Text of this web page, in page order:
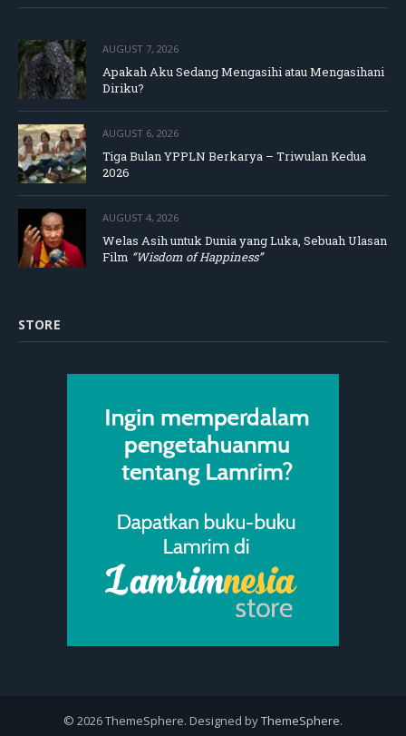
AUGUST 7, 2026
Apakah Aku Sedang Mengasihi atau Mengasihani
Diriku?
AUGUST 6, 2026
Tiga Bulan YPPLN Berkarya – Triwulan Kedua
2026
AUGUST 4, 2026
Welas Asih untuk Dunia yang Luka, Sebuah Ulasan
Film “Wisdom of Happiness”
STORE
© 2026 ThemeSphere. Designed byThemeSphere.